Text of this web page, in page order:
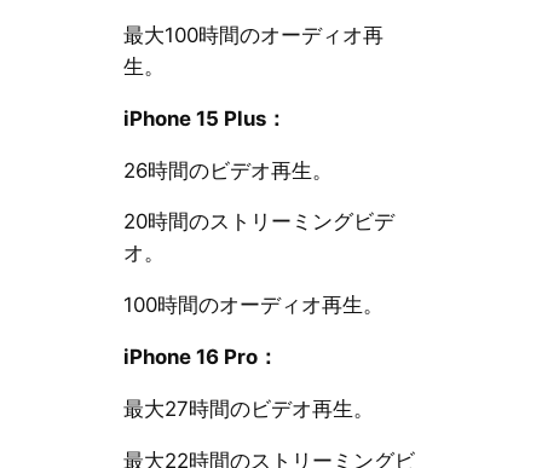
最大100時間のオーディオ再
生。
iPhone 15 Plus：
26時間のビデオ再生。
20時間のストリーミングビデ
オ。
100時間のオーディオ再生。
iPhone 16 Pro：
最大27時間のビデオ再生。
最大22時間のストリーミングビ